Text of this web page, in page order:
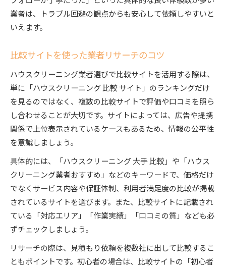
業者は、トラブル回避の観点からも安心して依頼しやすいと
いえます。
比較サイトを使った業者リサーチのコツ
ハウスクリーニング業者選びで比較サイトを活用する際は、
単に「ハウスクリーニング 比較 サイト」のランキングだけ
を見るのではなく、複数の比較サイトで評価や口コミを照ら
し合わせることが大切です。サイトによっては、広告や提携
関係で上位表示されているケースもあるため、情報の公平性
を意識しましょう。
具体的には、「ハウスクリーニング 大手 比較」や「ハウス
クリーニング業者おすすめ」などのキーワードで、価格だけ
でなくサービス内容や保証体制、利用者満足度の比較が掲載
されているサイトを選びます。また、比較サイトに記載され
ている「対応エリア」「作業実績」「口コミの質」なども必
ずチェックしましょう。
リサーチの際は、見積もり依頼を複数社に出して比較するこ
ともポイントです。初心者の場合は、比較サイトの「初心者